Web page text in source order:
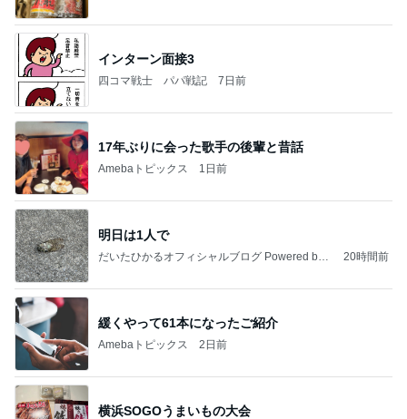
インターン面接3
四コマ戦士 パパ戦記 7日前
17年ぶりに会った歌手の後輩と昔話
Amebaトピックス 1日前
明日は1人で
だいたひかるオフィシャルブログ Powered by
20時間前
緩くやって61本になったご紹介
Amebaトピックス 2日前
横浜SOGOうまいもの大会